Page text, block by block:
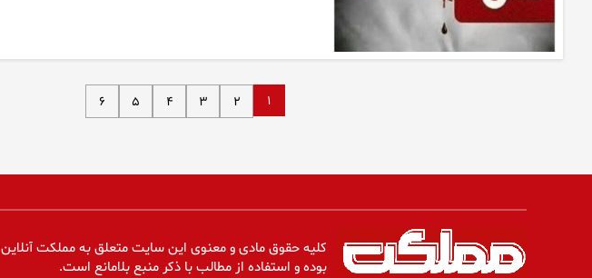
۱ ۲ ۳ ۴ ۵ ۶
کلیه حقوق مادی و معنوی این سایت متعلق به مملکت آنلاین
بوده و استفاده از مطالب با ذکر منبع بلامانع است.